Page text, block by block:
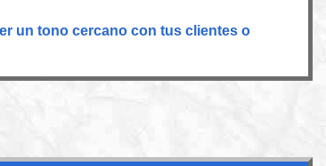
un tono cercano con tus clientes o